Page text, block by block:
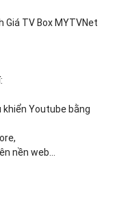
Giá TV Box MYTVNet
khiển Youtube bằng
nền web…